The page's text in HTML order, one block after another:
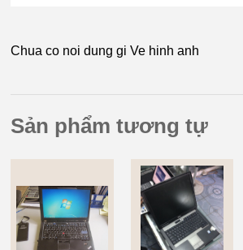
Chua co noi dung gi Ve hinh anh
Sản phẩm tương tự